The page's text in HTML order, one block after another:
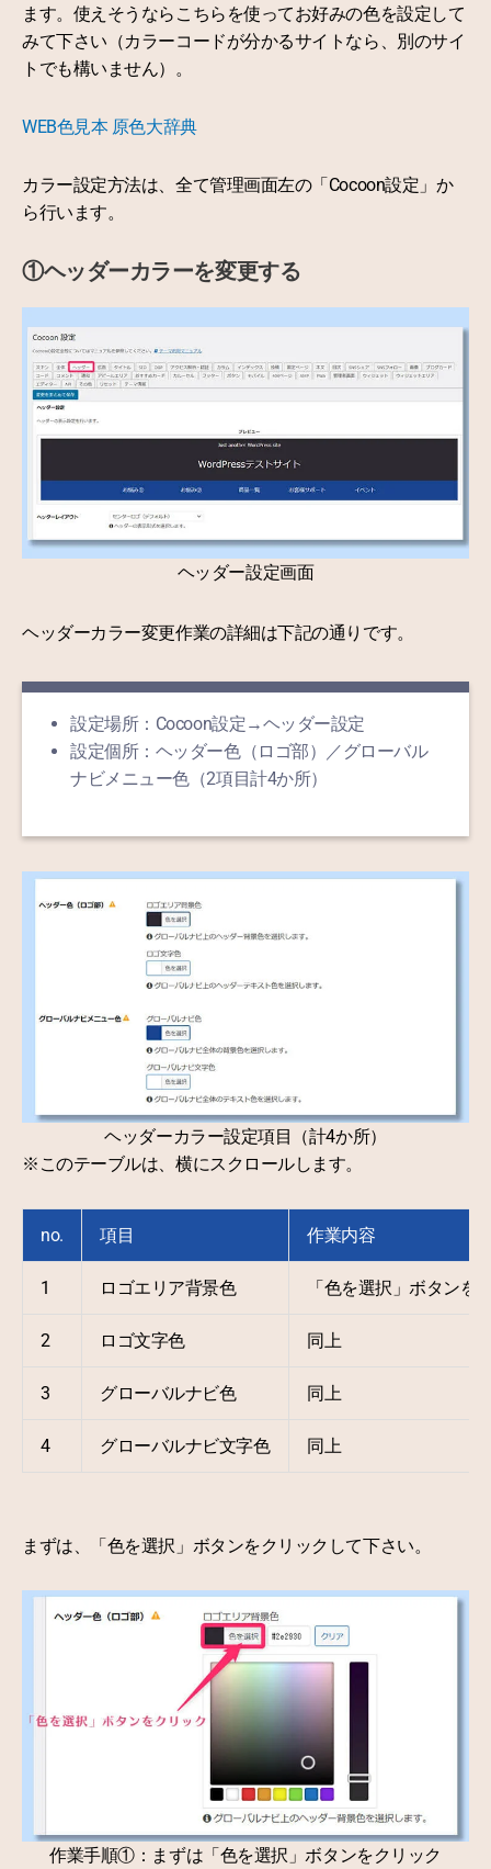
ます。使えそうならこちらを使ってお好みの色を設定して
みて下さい（カラーコードが分かるサイトなら、別のサイ
トでも構いません）。
WEB色見本 原色大辞典
カラー設定方法は、全て管理画面左の「Cocoon設定」か
ら行います。
①ヘッダーカラーを変更する
ヘッダー設定画面
ヘッダーカラー変更作業の詳細は下記の通りです。
設定場所：Cocoon設定→ヘッダー設定
設定個所：ヘッダー色（ロゴ部）／グローバル
ナビメニュー色（2項目計4か所）
ヘッダーカラー設定項目（計4か所）
※このテーブルは、横にスクロールします。
no. 項目 作業内容
1 ロゴエリア背景色 「色を選択」ボタンを
2 ロゴ文字色 同上
3 グローバルナビ色 同上
4 グローバルナビ文字色 同上
まずは、「色を選択」ボタンをクリックして下さい。
作業手順①：まずは「色を選択」ボタンをクリック